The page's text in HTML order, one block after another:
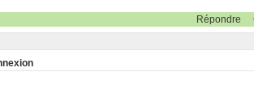
Répondre